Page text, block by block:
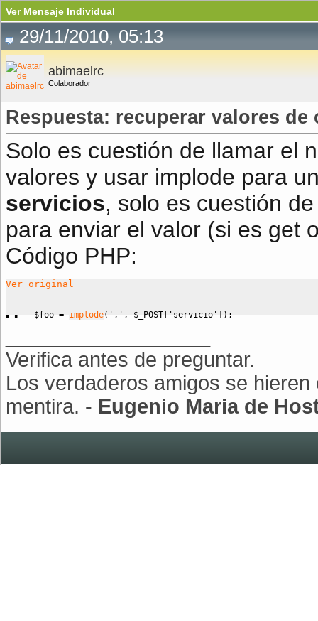
Ver Mensaje Individual
29/11/2010, 05:13
abimaelrc
Colaborador
Respuesta: recuperar valores de
Solo es cuestión de llamar el
valores y usar implode para
servicios, solo es cuestión
para enviar el valor (si es get
Código PHP:
Ver original
$foo = implode( ',' , $_POST 'servicio' ) ;
Verifica antes de preguntar.
Los verdaderos amigos se
mentira. - Eugenio Maria de